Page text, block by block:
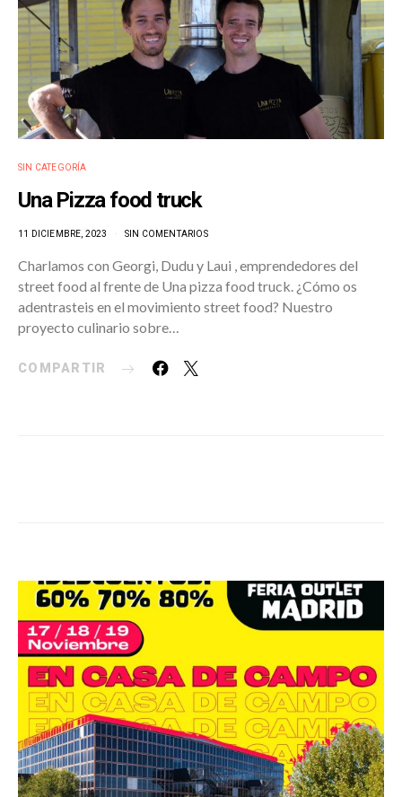
SIN CATEGORÍA
Una Pizza food truck
11 DICIEMBRE, 2023 SIN COMENTARIOS
Charlamos con Georgi, Dudu y Laui , emprendedores del
street food al frente de Una pizza food truck. ¿Cómo os
adentrasteis en el movimiento street food? Nuestro
proyecto culinario sobre…
COMPARTIR